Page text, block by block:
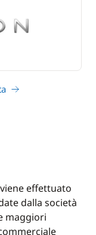
effettuato
dalla società
maggiori